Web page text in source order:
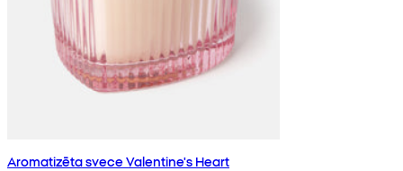
Aromatizēta svece Valentine's Heart